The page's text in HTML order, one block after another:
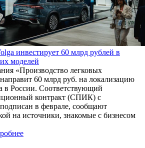
инвестирует 60 млрд рублей в
моделей
«Производство легковых
60 млрд руб. на локализацию
в России. Соответствующий
контракт (СПИК) с
в феврале, сообщают
на источники, знакомые с бизнесом